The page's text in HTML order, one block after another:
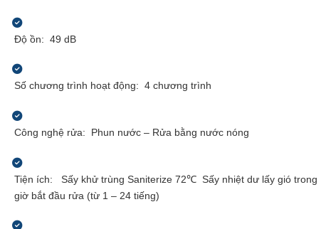
Độ ồn: 49 dB
Số chương trình hoạt động:4 chương trình
Công nghệ rửa: Phun nước – Rửa bằng nước nóng
Tiện ích:Sấy khử trùng Saniterize 72℃Sấy nhiệt dư lấy gió trong
giờ bắt đầu rửa (từ 1 – 24 tiếng)